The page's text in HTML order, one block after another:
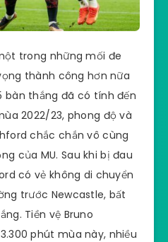
trong những mối đe
thành công hơn nữa
bàn thắng đã có tính đến
2022/23, phong độ và
chắc chắn vô cùng
của MU. Sau khi bị đau
có vẻ không di chuyển
trước Newcastle, bất
Tiền vệ Bruno
phút mùa này, nhiều